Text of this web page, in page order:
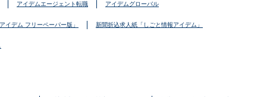
アイデムエージェント転職 アイデムグローバル
イデム フリーペーパー版」 新聞折込求人紙「しごと情報アイデム」